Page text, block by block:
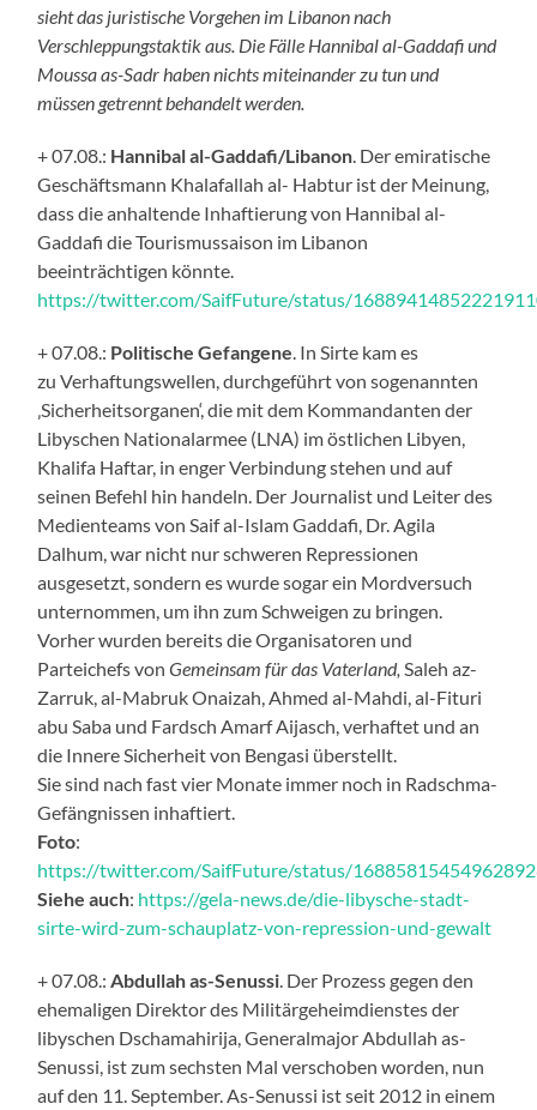
sieht das juristische Vorgehen im Libanon nach
Verschleppungstaktik aus. Die Fälle Hannibal al-Gaddafi und
Moussa as-Sadr haben nichts miteinander zu tun und
müssen getrennt behandelt werden.
+ 07.08.: Hannibal al-Gaddafi/Libanon. Der emiratische
Geschäftsmann Khalafallah al- Habtur ist der Meinung,
dass die anhaltende Inhaftierung von Hannibal al-
Gaddafi die Tourismussaison im Libanon
beeinträchtigen könnte.
https://twitter.com/SaifFuture/status/
+ 07.08.: Politische Gefangene. In Sirte kam es
zu Verhaftungswellen, durchgeführt von sogenannten
‚Sicherheitsorganen‘, die mit dem Kommandanten der
Libyschen Nationalarmee (LNA) im östlichen Libyen,
Khalifa Haftar, in enger Verbindung stehen und auf
seinen Befehl hin handeln. Der Journalist und Leiter des
Medienteams von Saif al-Islam Gaddafi, Dr. Agila
Dalhum, war nicht nur schweren Repressionen
ausgesetzt, sondern es wurde sogar ein Mordversuch
unternommen, um ihn zum Schweigen zu bringen.
Vorher wurden bereits die Organisatoren und
Parteichefs vonGemeinsam für das Vaterland,Saleh az-
Zarruk, al-Mabruk Onaizah, Ahmed al-Mahdi, al-Fituri
abu Saba und Fardsch Amarf Aijasch, verhaftet und an
die Innere Sicherheit von Bengasi überstellt.
Sie sind nach fast vier Monate immer noch in Radschma-
Gefängnissen inhaftiert.
Foto:
https://twitter.com/SaifFuture/status/
Siehe auch: https://gela-news.de/die-libysche-stadt-
sirte-wird-zum-schauplatz-von-repression-und-gewalt
+ 07.08.:Abdullah as-Senussi. Der Prozess gegen den
ehemaligen Direktor des Militärgeheimdienstes der
libyschen Dschamahirija, Generalmajor Abdullah as-
Senussi, ist zum sechsten Mal verschoben worden, nun
auf den 11. September. As-Senussi ist seit 2012 in einem